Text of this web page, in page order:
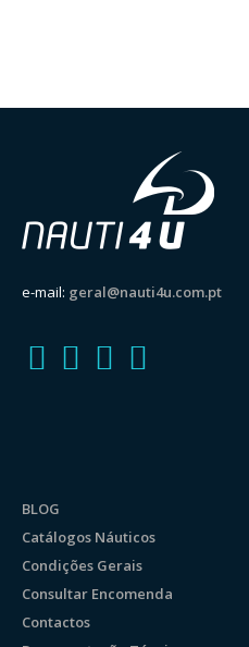
e-mail: geral@nauti4u.com.pt
BLOG
Catálogos Náuticos
Condições Gerais
Consultar Encomenda
Contactos